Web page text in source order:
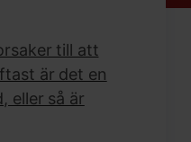
till att
är det en
eller så är